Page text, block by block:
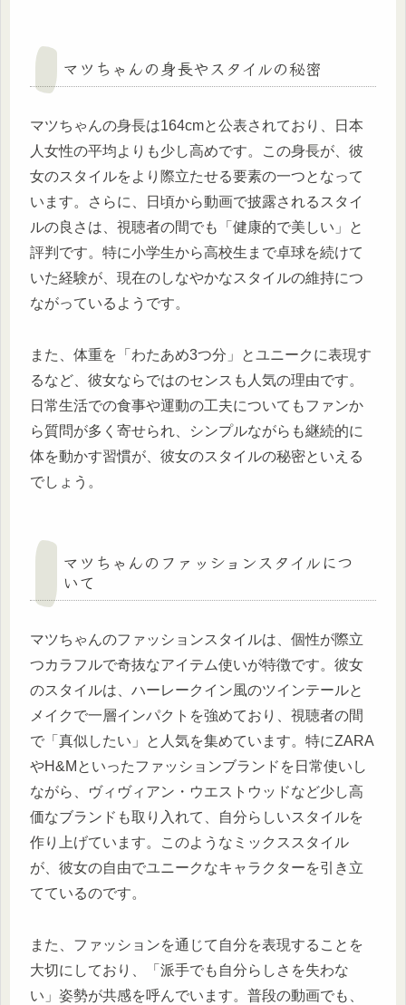
マツちゃんの身長やスタイルの秘密
マツちゃんの身長は164cmと公表されており、日本
人女性の平均よりも少し高めです。この身長が、彼
女のスタイルをより際立たせる要素の一つとなって
います。さらに、日頃から動画で披露されるスタイ
ルの良さは、視聴者の間でも「健康的で美しい」と
評判です。特に小学生から高校生まで卓球を続けて
いた経験が、現在のしなやかなスタイルの維持につ
ながっているようです。
また、体重を「わたあめ3つ分」とユニークに表現す
るなど、彼女ならではのセンスも人気の理由です。
日常生活での食事や運動の工夫についてもファンか
ら質問が多く寄せられ、シンプルながらも継続的に
体を動かす習慣が、彼女のスタイルの秘密といえる
でしょう。
マツちゃんのファッションスタイルにつ
いて
マツちゃんのファッションスタイルは、個性が際立
つカラフルで奇抜なアイテム使いが特徴です。彼女
のスタイルは、ハーレークイン風のツインテールと
メイクで一層インパクトを強めており、視聴者の間
で「真似したい」と人気を集めています。特にZARA
やH&Mといったファッションブランドを日常使いし
ながら、ヴィヴィアン・ウエストウッドなど少し高
価なブランドも取り入れて、自分らしいスタイルを
作り上げています。このようなミックススタイル
が、彼女の自由でユニークなキャラクターを引き立
てているのです。
また、ファッションを通じて自分を表現することを
大切にしており、「派手でも自分らしさを失わな
い」姿勢が共感を呼んでいます。普段の動画でも、